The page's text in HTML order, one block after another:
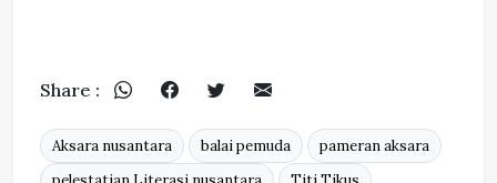
Share :
Aksara nusantara balai pemuda
pameran aksara